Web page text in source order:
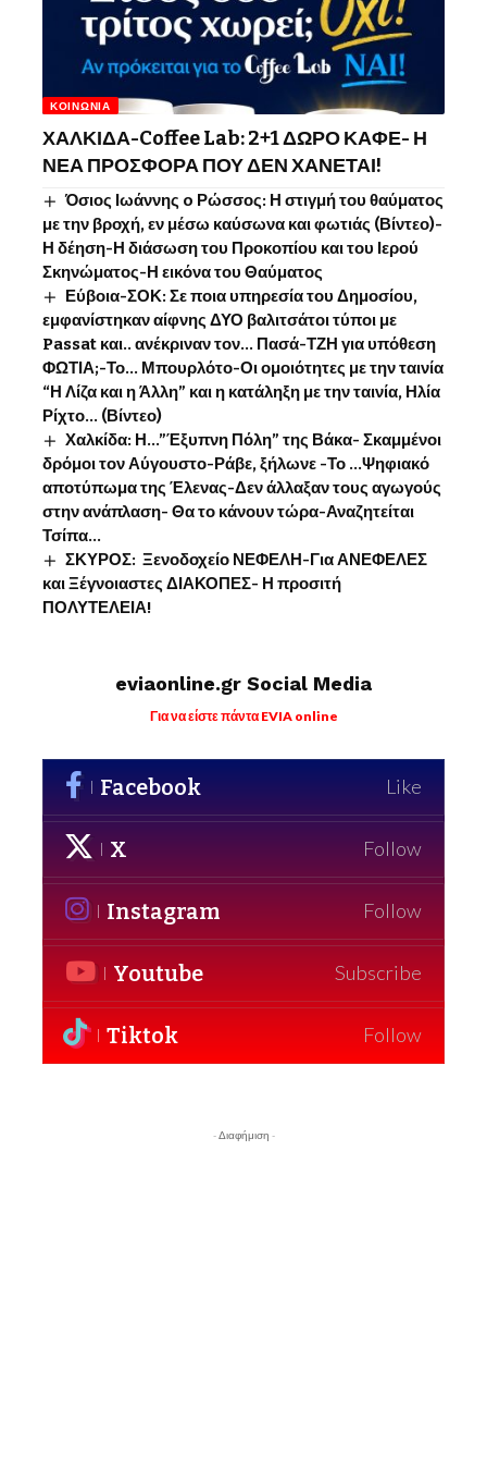
ΚΟΙΝΩΝΊΑ
ΧΑΛΚΙΔΑ-Coffee Lab: 2+1 ΔΩΡΟ ΚΑΦΕ- Η
ΝΕΑ ΠΡΟΣΦΟΡΑ ΠΟΥ ΔΕΝ ΧΑΝΕΤΑΙ!
Όσιος Ιωάννης o Ρώσσος: Η στιγμή του θαύματος
με την βροχή, εν μέσω καύσωνα και φωτιάς (Βίντεο)-
Η δέηση-Η διάσωση του Προκοπίου και του Ιερού
Σκηνώματος-Η εικόνα του Θαύματος
Εύβοια-ΣΟΚ: Σε ποια υπηρεσία του Δημοσίου,
εμφανίστηκαν αίφνης ΔΥΟ βαλιτσάτοι τύποι με
Passat και.. ανέκριναν τον… Πασά-ΤΖΗ για υπόθεση
ΦΩΤΙΑ;-Το… Μπουρλότο-Οι ομοιότητες με την ταινία
“Η Λίζα και η Άλλη” και η κατάληξη με την ταινία, Ηλία
Ρίχτο… (Βίντεο)
Χαλκίδα: Η…”Έξυπνη Πόλη” της Βάκα- Σκαμμένοι
δρόμοι τον Αύγουστο-Ράβε, ξήλωνε -Το …Ψηφιακό
αποτύπωμα της Έλενας-Δεν άλλαξαν τους αγωγούς
στην ανάπλαση- Θα το κάνουν τώρα-Αναζητείται
Τσίπα…
ΣΚΥΡΟΣ: Ξενοδοχείο ΝΕΦΕΛΗ-Για ΑΝΕΦΕΛΕΣ
και Ξέγνοιαστες ΔΙΑΚΟΠΕΣ- Η προσιτή
ΠΟΛΥΤΕΛΕΙΑ!
eviaonline.gr Social Media
Για να είστε πάντα EVIA online
Facebook Like
X Follow
Instagram Follow
Youtube Subscribe
Tiktok Follow
- Διαφήμιση -